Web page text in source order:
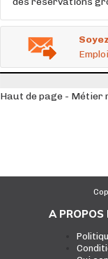
Haut de page -
A PROPOS